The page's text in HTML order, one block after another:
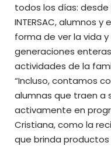
todos los días:
INTERSAC, alumnos
forma de ver la vida
generaciones
actividades de la
“Incluso, contamos
alumnas que traen a
activamente en
Cristiana, como la
que brinda